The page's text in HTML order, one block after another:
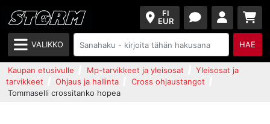
FI
EUR
VALIKKO HAE
Kaupan etusivulle Mp-tarvikkeet ja yleisosat
Yleisosat ja
tarvikkeet
Ohjaus ja hallinta
Cross ohjaustangot
Tommaselli crossitanko hopea